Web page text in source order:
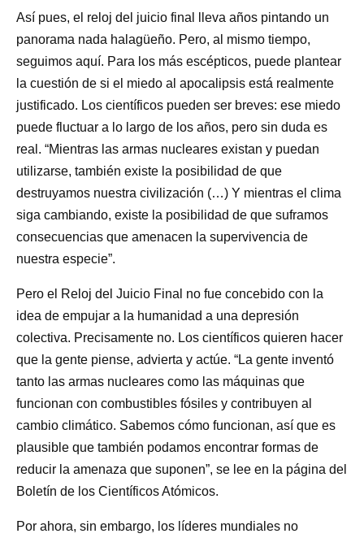
Así pues, el reloj del juicio final lleva años pintando un
panorama nada halagüeño. Pero, al mismo tiempo,
seguimos aquí. Para los más escépticos, puede plantear
la cuestión de si el miedo al apocalipsis está realmente
justificado. Los científicos pueden ser breves: ese miedo
puede fluctuar a lo largo de los años, pero sin duda es
real. “Mientras las armas nucleares existan y puedan
utilizarse, también existe la posibilidad de que
destruyamos nuestra civilización (…) Y mientras el clima
siga cambiando, existe la posibilidad de que suframos
consecuencias que amenacen la supervivencia de
nuestra especie”.
Pero el Reloj del Juicio Final no fue concebido con la
idea de empujar a la humanidad a una depresión
colectiva. Precisamente no. Los científicos quieren hacer
que la gente piense, advierta y actúe. “La gente inventó
tanto las armas nucleares como las máquinas que
funcionan con combustibles fósiles y contribuyen al
cambio climático. Sabemos cómo funcionan, así que es
plausible que también podamos encontrar formas de
reducir la amenaza que suponen”, se lee en la página del
Boletín de los Científicos Atómicos.
Por ahora, sin embargo, los líderes mundiales no